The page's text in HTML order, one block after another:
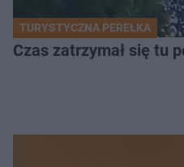
TURYSTYCZNA PEREŁKA
Czas zatrzymał się tu